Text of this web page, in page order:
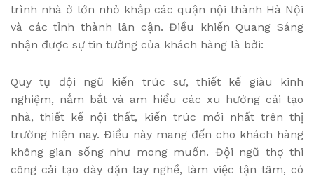
trình nhà ở lớn nhỏ khắp các quận nội thành Hà Nội
và các tỉnh thành lân cận. Điều khiến Quang Sáng
nhận được sự tin tưởng của khách hàng là bởi:
Quy tụ đội ngũ kiến trúc sư, thiết kế giàu kinh
nghiệm, nắm bắt và am hiểu các xu hướng cải tạo
nhà, thiết kế nội thất, kiến trúc mới nhất trên thị
trường hiện nay. Điều này mang đến cho khách hàng
không gian sống như mong muốn. Đội ngũ thợ thi
công cải tạo dày dặn tay nghề, làm việc tận tâm, có